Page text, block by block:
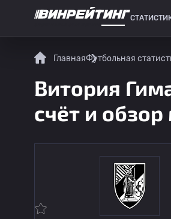
ГлавнаяФутбольная
Витория
счёт и обзор